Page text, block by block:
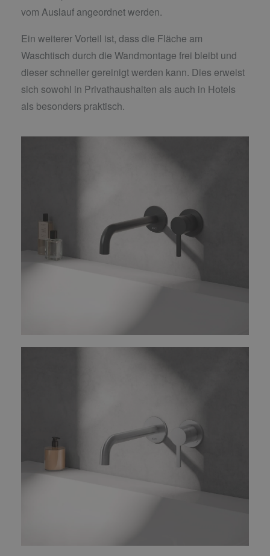
vom Auslauf angeordnet werden.
Ein weiterer Vorteil ist, dass die Fläche am
Waschtisch durch die Wandmontage frei bleibt und
dieser schneller gereinigt werden kann. Dies erweist
sich sowohl in Privathaushalten als auch in Hotels
als besonders praktisch.